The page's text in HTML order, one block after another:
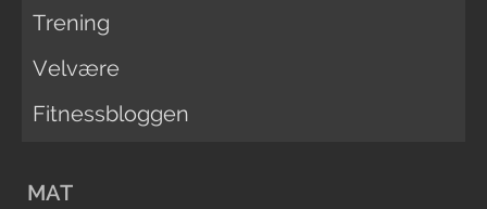
Trening
Velvære
Fitnessbloggen
MAT